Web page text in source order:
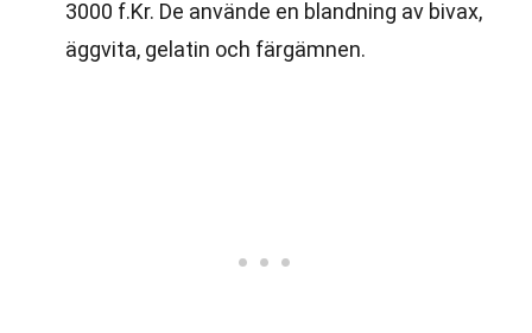
3000 f.Kr. De använde en blandning av bivax,
äggvita, gelatin och färgämnen.